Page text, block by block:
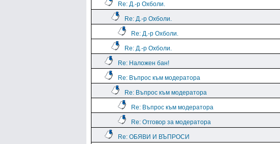
Re: Д.-р Охболи.
Re: Д.-р Охболи.
Re: Д.-р Охболи.
Re: Д.-р Охболи.
Re: Наложен бан!
Re: Въпрос към модератора
Re: Въпрос към модератора
Re: Въпрос към модератора
Re: Отговор за модератора
Re: ОБЯВИ И ВЪПРОСИ